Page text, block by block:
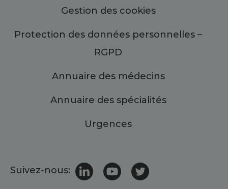
Gestion des cookies
Protection des données personnelles –
RGPD
Annuaire des médecins
Annuaire des spécialités
Urgences
Suivez-nous: